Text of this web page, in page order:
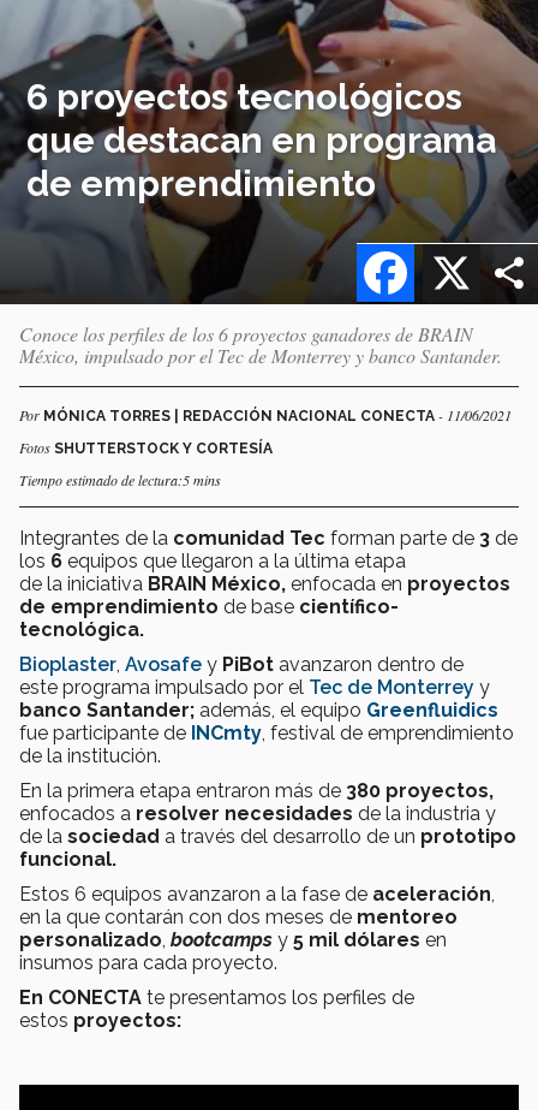
6 proyectos tecnológicos
que destacan en programa
de emprendimiento
X
Facebook
Conoce los perfiles de los 6 proyectos ganadores de BRAIN
México, impulsado por el Tec de Monterrey y banco Santander.
Por MÓNICA TORRES | REDACCIÓN NACIONAL CONECTA - 11/06/2021
Fotos SHUTTERSTOCK Y CORTESÍA
Tiempo estimado de lectura:5 mins
Integrantes de la comunidad Tec forman parte de 3 de
los 6 equipos que llegaron a la última etapa
de la iniciativa BRAIN México, enfocada en proyectos
de emprendimiento de base científico-
tecnológica.
Bioplaster Avosafe y PiBot avanzaron dentro de
este programa impulsado por el Tec de Monterrey y
banco Santander; además, el equipo Greenfluidics
fue participante de INCmty , festival de emprendimiento
de la institución.
En la primera etapa entraron más de 380 proyectos,
enfocados a resolver necesidades de la industria y
de la sociedad a través del desarrollo de un prototipo
funcional.
Estos 6 equipos avanzaron a la fase de aceleración
en la que contarán con dos meses de mentoreo
personalizado bootcamps y 5 mil dólares en
insumos para cada proyecto.
En CONECTA te presentamos los perfiles de
estos proyectos: